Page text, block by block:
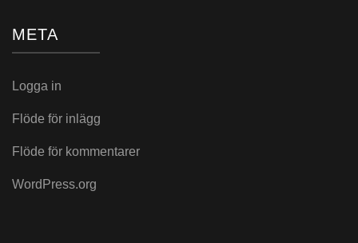
META
Logga in
Flöde för inlägg
Flöde för kommentarer
WordPress.org